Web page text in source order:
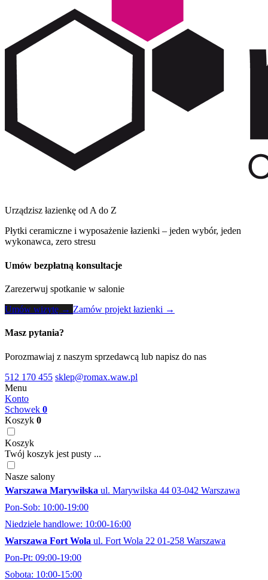
Urządzisz łazienkę od A do Z
Płytki ceramiczne i wyposażenie łazienki – jeden wybór, jeden
wykonawca, zero stresu
Umów bezpłatną konsultacje
Zarezerwuj spotkanie w salonie
Umów wizytę → Zamów projekt łazienki →
Masz pytania?
Porozmawiaj z naszym sprzedawcą lub napisz do nas
512 170 455 sklep@romax.waw.pl
Menu
Konto
Schowek 0
Koszyk 0
Koszyk
Twój koszyk jest pusty ...
Nasze salony
Warszawa Marywilska ul. Marywilska 44 03-042 Warszawa
Pon-Sob: 10:00-19:00
Niedziele handlowe: 10:00-16:00
Warszawa Fort Wola ul. Fort Wola 22 01-258 Warszawa
Pon-Pt: 09:00-19:00
Sobota: 10:00-15:00